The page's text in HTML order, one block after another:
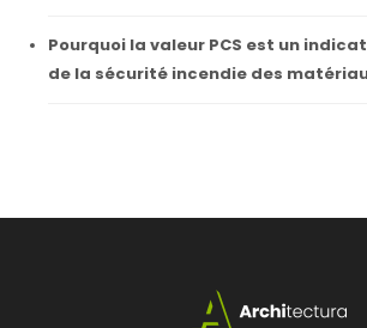
Pourquoi la valeur PCS est un
de la sécurité incendie des